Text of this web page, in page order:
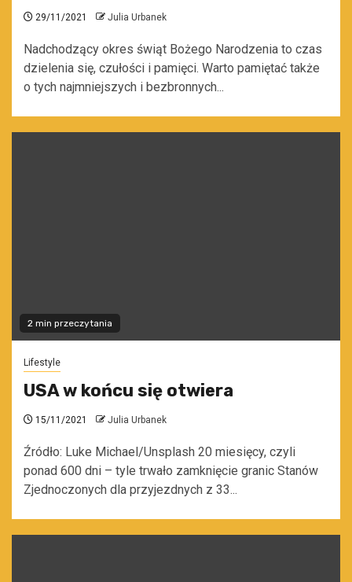
29/11/2021 Julia Urbanek
Nadchodzący okres świąt Bożego Narodzenia to czas
dzielenia się, czułości i pamięci. Warto pamiętać także
o tych najmniejszych i bezbronnych...
2 min przeczytania
Lifestyle
USA w końcu się otwiera
15/11/2021 Julia Urbanek
Źródło: Luke Michael/Unsplash 20 miesięcy, czyli
ponad 600 dni – tyle trwało zamknięcie granic Stanów
Zjednoczonych dla przyjezdnych z 33...